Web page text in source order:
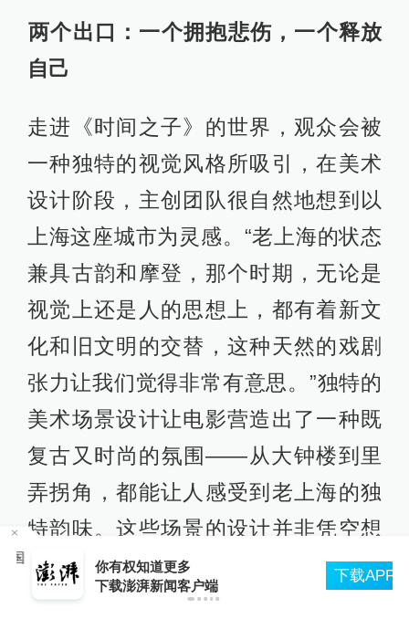
两个出口：一个拥抱悲伤，一个释放
自己
走进《时间之子》的世界，观众会被
一种独特的视觉风格所吸引，在美术
设计阶段，主创团队很自然地想到以
上海这座城市为灵感。“老上海的状态
兼具古韵和摩登，那个时期，无论是
视觉上还是人的思想上，都有着新文
化和旧文明的交替，这种天然的戏剧
张力让我们觉得非常有意思。”独特的
美术场景设计让电影营造出了一种既
复古又时尚的氛围——从大钟楼到里
弄拐角，都能让人感受到老上海的独
特韵味。这些场景的设计并非凭空想
象，美术团队精心参考了上海的许多
地方，对具备古韵和现代元素的场景
你有权知道更多
下载澎湃新闻客户端
下载APP